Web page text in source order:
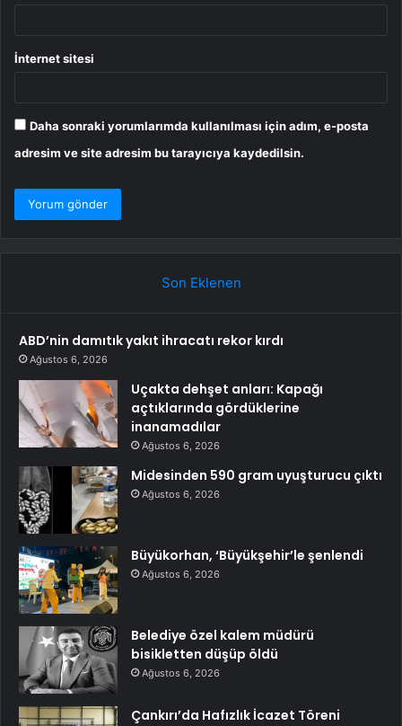
İnternet sitesi
Daha sonraki yorumlarımda kullanılması için adım, e-posta
adresim ve site adresim bu tarayıcıya kaydedilsin.
Son Eklenen
ABD’nin damıtık yakıt ihracatı rekor kırdı
Ağustos 6, 2026
Uçakta dehşet anları: Kapağı
açtıklarında gördüklerine
inanamadılar
Ağustos 6, 2026
Midesinden 590 gram uyuşturucu çıktı
Ağustos 6, 2026
Büyükorhan, ‘Büyükşehir’le şenlendi
Ağustos 6, 2026
Belediye özel kalem müdürü
bisikletten düşüp öldü
Ağustos 6, 2026
Çankırı’da Hafızlık İcazet Töreni